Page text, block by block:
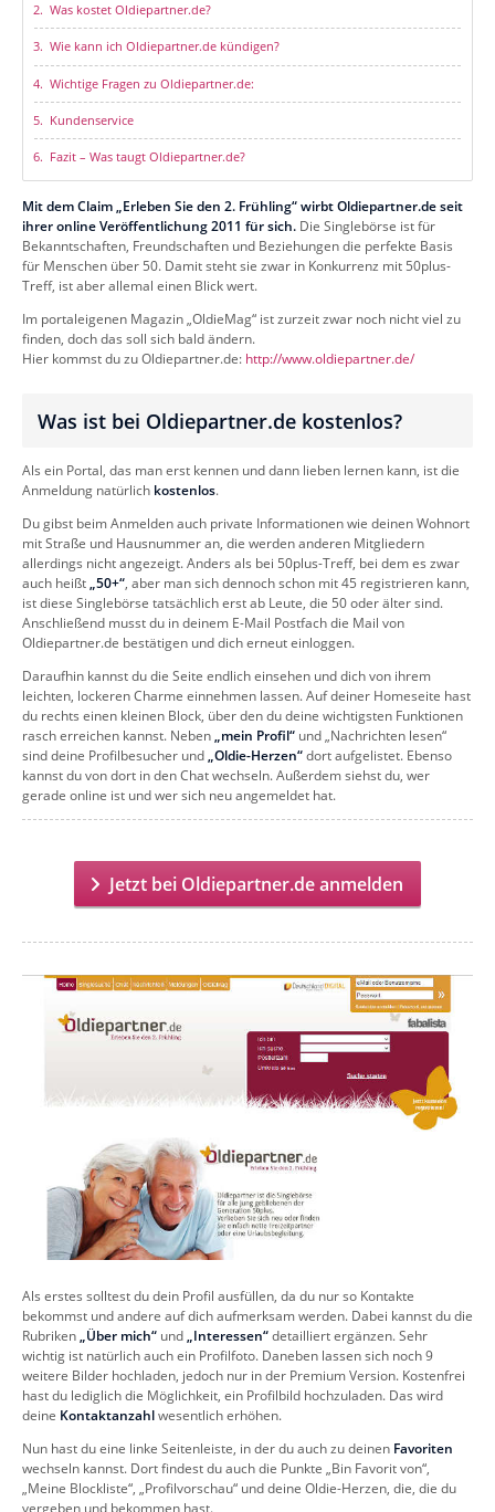
Was kostet Oldiepartner.de?
Wie kann ich Oldiepartner.de kündigen?
Wichtige Fragen zu Oldiepartner.de:
Kundenservice
Fazit – Was taugt Oldiepartner.de?
Mit dem Claim „Erleben Sie den 2. Frühling“ wirbt Oldiepartner.de seit
ihrer online Veröffentlichung 2011 für sich. Die Singlebörse ist für
Bekanntschaften, Freundschaften und Beziehungen die perfekte Basis
für Menschen über 50. Damit steht sie zwar in Konkurrenz mit 50plus-
Treff, ist aber allemal einen Blick wert.
Im portaleigenen Magazin „OldieMag“ ist zurzeit zwar noch nicht viel zu
finden, doch das soll sich bald ändern.
Hier kommst du zu Oldiepartner.de: http://www.oldiepartner.de/
Was ist bei Oldiepartner.de kostenlos?
Als ein Portal, das man erst kennen und dann lieben lernen kann, ist die
Anmeldung natürlich kostenlos.
Du gibst beim Anmelden auch private Informationen wie deinen Wohnort
mit Straße und Hausnummer an, die werden anderen Mitgliedern
allerdings nicht angezeigt. Anders als bei 50plus-Treff, bei dem es zwar
auch heißt„50+“, aber man sich dennoch schon mit 45 registrieren kann,
ist diese Singlebörse tatsächlich erst ab Leute, die 50 oder älter sind.
Anschließend musst du in deinem E-Mail Postfach die Mail von
Oldiepartner.de bestätigen und dich erneut einloggen.
Daraufhin kannst du die Seite endlich einsehen und dich von ihrem
leichten, lockeren Charme einnehmen lassen. Auf deiner Homeseite hast
du rechts einen kleinen Block, über den du deine wichtigsten Funktionen
rasch erreichen kannst. Neben„mein Profil“ und „Nachrichten lesen“
sind deine Profilbesucher und„Oldie-Herzen“dort aufgelistet. Ebenso
kannst du von dort in den Chat wechseln. Außerdem siehst du, wer
gerade online ist und wer sich neu angemeldet hat.
Jetzt bei Oldiepartner.de anmelden
Als erstes solltest du dein Profil ausfüllen, da du nur so Kontakte
bekommst und andere auf dich aufmerksam werden. Dabei kannst du die
Rubriken„Über mich“ und„Interessen“detailliert ergänzen. Sehr
wichtig ist natürlich auch ein Profilfoto. Daneben lassen sich noch 9
weitere Bilder hochladen, jedoch nur in der Premium Version. Kostenfrei
hast du lediglich die Möglichkeit, ein Profilbild hochzuladen. Das wird
deine Kontaktanzahlwesentlich erhöhen.
Nun hast du eine linke Seitenleiste, in der du auch zu deinen Favoriten
wechseln kannst. Dort findest du auch die Punkte „Bin Favorit von“,
„Meine Blockliste“, „Profilvorschau“ und deine Oldie-Herzen, die, die du
vergeben und bekommen hast.